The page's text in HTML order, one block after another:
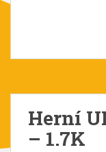
Herní
– 1.7K